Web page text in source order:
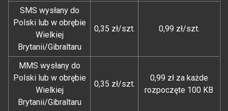
SMS wysłany do
Polski lub w obrębie
Wielkiej
Brytanii/Gibraltaru
0,35 zł/szt. 0,99 zł/szt.
MMS wysłany do
Polski lub w obrębie
Wielkiej
Brytanii/Gibraltaru
0,35 zł/szt.
0,99 zł za każde
rozpoczęte 100 KB